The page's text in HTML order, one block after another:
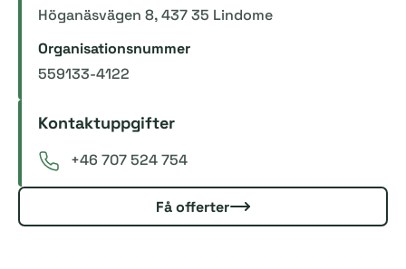
Höganäsvägen 8, 437 35 Lindome
Organisationsnummer
559133-4122
Kontaktuppgifter
+46 707 524 754
Få offerter